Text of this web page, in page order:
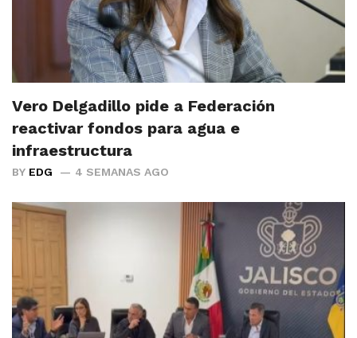
Vero Delgadillo pide a Federación
reactivar fondos para agua e
infraestructura
BY EDG 4 SEMANAS AGO